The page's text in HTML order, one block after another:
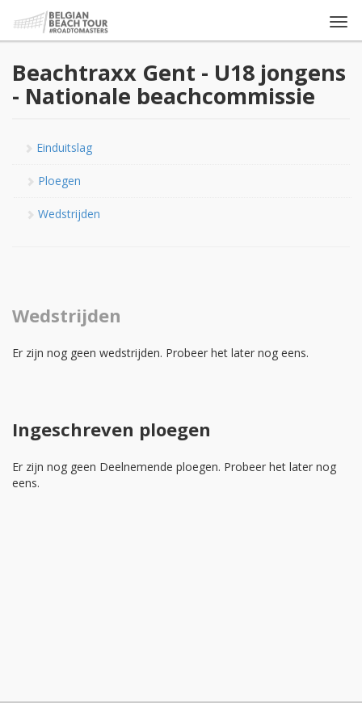
Beachtraxx Gent - U18 jongens
- Nationale beachcommissie
Einduitslag
Ploegen
Wedstrijden
Wedstrijden
Er zijn nog geen wedstrijden. Probeer het later nog eens.
Ingeschreven ploegen
Er zijn nog geen Deelnemende ploegen. Probeer het later nog
eens.